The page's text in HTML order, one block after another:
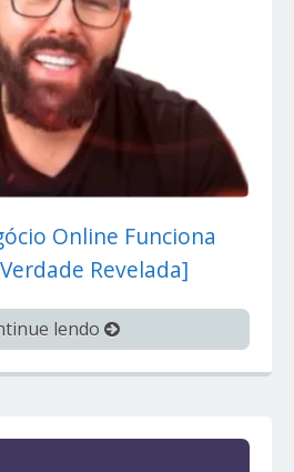
Online Funciona
Revelada]
lendo